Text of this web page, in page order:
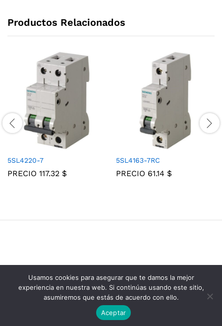
Añadir al carrito
Productos Relacionados
5SL4220-7
PRECIO 117.32 $
5SL4163-7RC
PRECIO 61.14 $
Grupo Consolidados de Electricos © 2025
Usamos cookies para asegurar que te damos la mejor
experiencia en nuestra web. Si continúas usando este sitio,
asumiremos que estás de acuerdo con ello.
Aceptar